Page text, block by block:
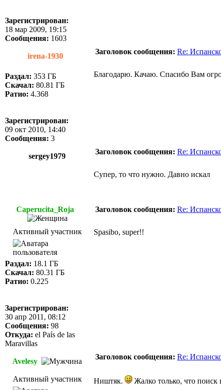
Зарегистрирован:
18 мар 2009, 19:15
Сообщения: 1603
irena-1930
Заголовок сообщения: Re:
Раздал: 353 ГБ
Скачал: 80.81 ГБ
Ратио: 4.368
Зарегистрирован:
09 окт 2010, 14:40
Сообщения: 3
Благодарю. Качаю. Спасибо Вам
sergey1979
Заголовок сообщения: Re:
Супер, то что нужно. Давно искал
Caperucita_Roja Заголовок сообщения: Re:
Активный участник
Раздал: 18.1 ГБ
Скачал: 80.31 ГБ
Ратио: 0.225
Зарегистрирован:
30 апр 2011, 08:12
Сообщения: 98
Откуда: el País de las
Maravillas
Spasibo, super!!
Avelesy
Заголовок сообщения: Re:
Активный участник Ништяк. Жалко только, что